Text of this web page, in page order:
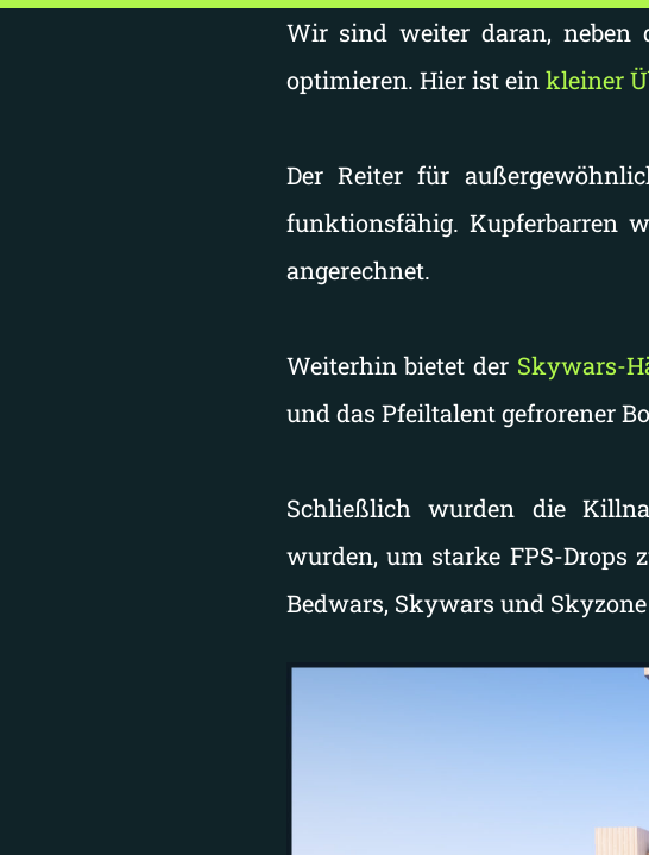
Wir sind weiter daran, neben
optimieren. Hier ist einkleiner
Der Reiter für
funktionsfähig. Kupferbarren
angerechnet.
Weiterhin bietet der Skywars-
und das Pfeiltalent gefrorener
Schließlich wurden die
wurden, um starke FPS-Drops
Bedwars, Skywars und